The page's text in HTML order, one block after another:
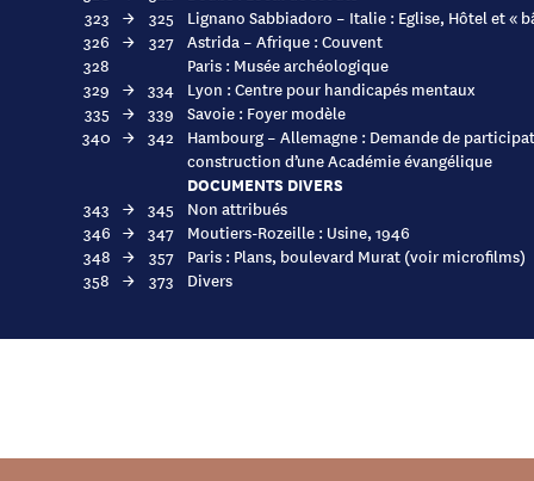
323 → 325
Lignano Sabbiadoro – Italie : Eglise, Hôtel et «
326 → 327 Astrida – Afrique : Couvent
328
Paris : Musée archéologique
329 → 334 Lyon : Centre pour handicapés mentaux
335 → 339 Savoie : Foyer modèle
340 → 342 Hambourg – Allemagne : Demande de
construction d’une Académie évangélique
DOCUMENTS DIVERS
343 → 345
Non attribués
346 → 347 Moutiers-Rozeille : Usine, 1946
348 → 357
Paris : Plans, boulevard Murat (voir microfilms)
358 → 373 Divers